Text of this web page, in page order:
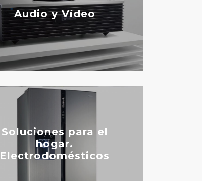
Audio y Vídeo
Soluciones para el
hogar.
Electrodomésticos